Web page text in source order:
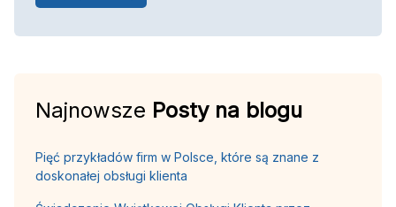
Najnowsze Posty na blogu
Pięć przykładów firm w Polsce, które są znane z
doskonałej obsługi klienta